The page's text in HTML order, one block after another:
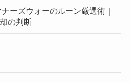
ーズウォーのルーン厳選術｜
の判断